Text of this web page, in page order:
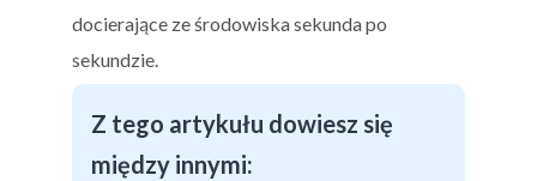
docierające ze środowiska sekunda po
sekundzie.
Z tego artykułu dowiesz się
między innymi: